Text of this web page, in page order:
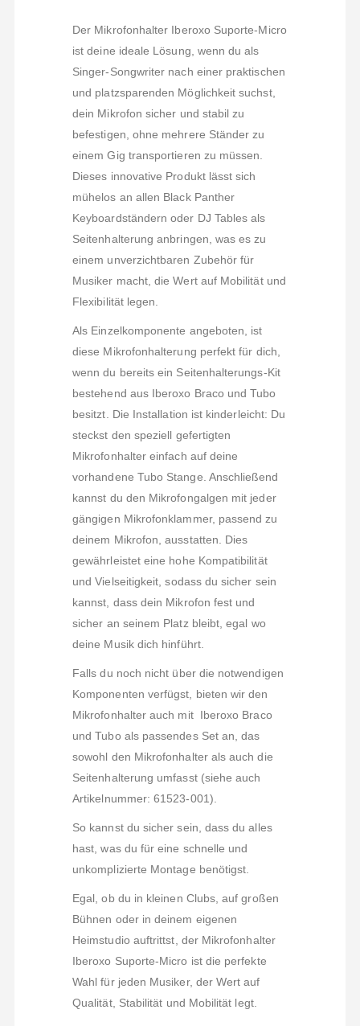
Der Mikrofonhalter Iberoxo Suporte-Micro
ist deine ideale Lösung, wenn du als
Singer-Songwriter nach einer praktischen
und platzsparenden Möglichkeit suchst,
dein Mikrofon sicher und stabil zu
befestigen, ohne mehrere Ständer zu
einem Gig transportieren zu müssen.
Dieses innovative Produkt lässt sich
mühelos an allen Black Panther
Keyboardständern oder DJ Tables als
Seitenhalterung anbringen, was es zu
einem unverzichtbaren Zubehör für
Musiker macht, die Wert auf Mobilität und
Flexibilität legen.
Als Einzelkomponente angeboten, ist
diese Mikrofonhalterung perfekt für dich,
wenn du bereits ein Seitenhalterungs-Kit
bestehend aus Iberoxo Braco und Tubo
besitzt. Die Installation ist kinderleicht: Du
steckst den speziell gefertigten
Mikrofonhalter einfach auf deine
vorhandene Tubo Stange. Anschließend
kannst du den Mikrofongalgen mit jeder
gängigen Mikrofonklammer, passend zu
deinem Mikrofon, ausstatten. Dies
gewährleistet eine hohe Kompatibilität
und Vielseitigkeit, sodass du sicher sein
kannst, dass dein Mikrofon fest und
sicher an seinem Platz bleibt, egal wo
deine Musik dich hinführt.
Falls du noch nicht über die notwendigen
Komponenten verfügst, bieten wir den
Mikrofonhalter auch mit Iberoxo Braco
und Tubo als passendes Set an, das
sowohl den Mikrofonhalter als auch die
Seitenhalterung umfasst (siehe auch
Artikelnummer: 61523-001).
So kannst du sicher sein, dass du alles
hast, was du für eine schnelle und
unkomplizierte Montage benötigst.
Egal, ob du in kleinen Clubs, auf großen
Bühnen oder in deinem eigenen
Heimstudio auftrittst, der Mikrofonhalter
Iberoxo Suporte-Micro ist die perfekte
Wahl für jeden Musiker, der Wert auf
Qualität, Stabilität und Mobilität legt.